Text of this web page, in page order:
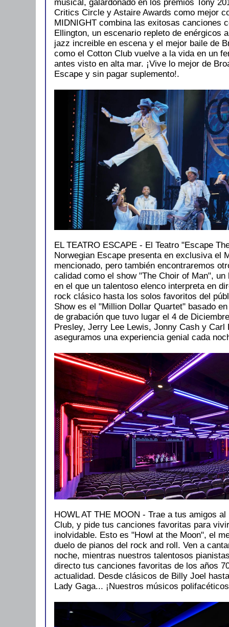
musical, galardonado en los premios Tony
Critics Circle y Astaire Awards como mejor
MIDNIGHT combina las exitosas canciones
Ellington, un escenario repleto de enérgicos
jazz increible en escena y el mejor baile de
como el Cotton Club vuelve a la vida en un
antes visto en alta mar. ¡Vive lo mejor de
Escape y sin pagar suplemento!.
EL TEATRO ESCAPE - El Teatro "Escape
Norwegian Escape presenta en exclusiva el
mencionado, pero también encontraremos
calidad como el show "The Choir of Man", un
en el que un talentoso elenco interpreta en
rock clásico hasta los solos favoritos del
Show es el "Million Dollar Quartet" basado
de grabación que tuvo lugar el 4 de
Presley, Jerry Lee Lewis, Jonny Cash y Carl
aseguramos una experiencia genial cada
HOWL AT THE MOON - Trae a tus amigos
Club, y pide tus canciones favoritas para
inolvidable. Esto es "Howl at the Moon", el
duelo de pianos del rock and roll. Ven a
noche, mientras nuestros talentosos
directo tus canciones favoritas de los años
actualidad. Desde clásicos de Billy Joel
Lady Gaga... ¡Nuestros músicos